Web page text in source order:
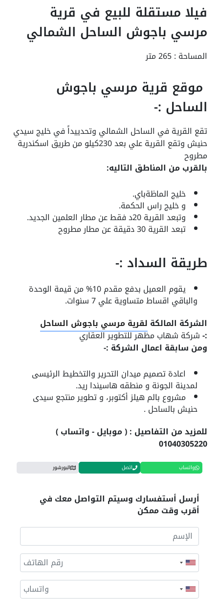
فيلا مستقلة للبيع في قرية
مرسي باجوش الساحل الشمالي
المساحة : 265 متر
موقع قرية مرسي باجوش
الساحل :-
تقع القرية في الساحل الشمالي وتحدييداً في خليج سيدي
حنيش وتقع القرية علي بعد 230كيلو من طريق اسكندرية
مطروح
بالقرب من المناطق التاليه:
خليج الماظةباي.
و خليج راس الحكمة.
وتبعد القرية 20د فقط عن مطار العلمين الجديد.
تبعد القرية 30 دقيقة عن مطار مطروح
طريقة السداد :-
يقوم العميل بدفع مقدم 10% من قيمة الوحدة
والباقي اقساط متساوية علي 7 سنوات.
الشركة المالكة لقرية مرسي باجوش الساحل
:-شركة شهاب مظهر للتطوير العقاري
ومن سابقة اعمال الشركة :-
اعادة تصميم ميدان التحرير والتخطيط الرئيسى
لمدينة الجونة و منطقه هاسيندا ريد.
مشروع بالم هيلز أكتوبر، و تطوير منتجع سيدى
حنيش بالساحل .
للمزيد من التفاصيل : ( موبايل - واتساب )
01040305220
واتساب اتصل البورشور
أرسل أستفسارك وسيتم التواصل معك في
أقرب وقت ممكن